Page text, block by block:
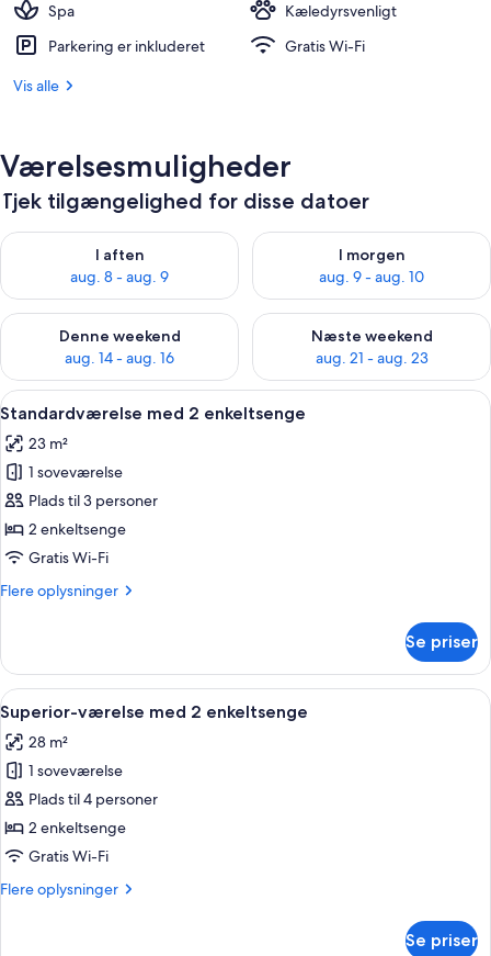
Spa
Kæledyrsvenligt
Parkering er inkluderet
Gratis Wi-Fi
Vis alle
Værelsesmuligheder
Tjek tilgængelighed for disse datoer
I aften
aug. 8 - aug. 9
Tjek tilgængelighed for i aften aug. 8 - aug. 9
I morgen
aug. 9 - aug. 10
Tjek tilgængelighed for i
Denne weekend
aug. 14 - aug. 16
Tjek tilgængelighed for denne weekend aug. 14 - aug. 16
Næste weekend
aug. 21 - aug. 23
Tjek tilgængelighed for næste
Indlæs
alle
billeder
af
Standardværelse
med
2
Et værelse med et skrivebord, stol
9
Standardværelse med 2 enkeltsenge
23 m²
1 soveværelse
Plads til 3 personer
2 enkeltsenge
Gratis Wi-Fi
Flere oplysninger
Flere
med
enkeltsenge
Se priser
Indlæs
alle
billeder
af
Superior-
værelse
med
enkeltsenge
Et hotelværelse med to senge, et
9
Superior-værelse med 2 enkeltsenge
28 m²
1 soveværelse
Plads til 4 personer
2 enkeltsenge
Gratis Wi-Fi
Flere oplysninger
Flere
Se priser